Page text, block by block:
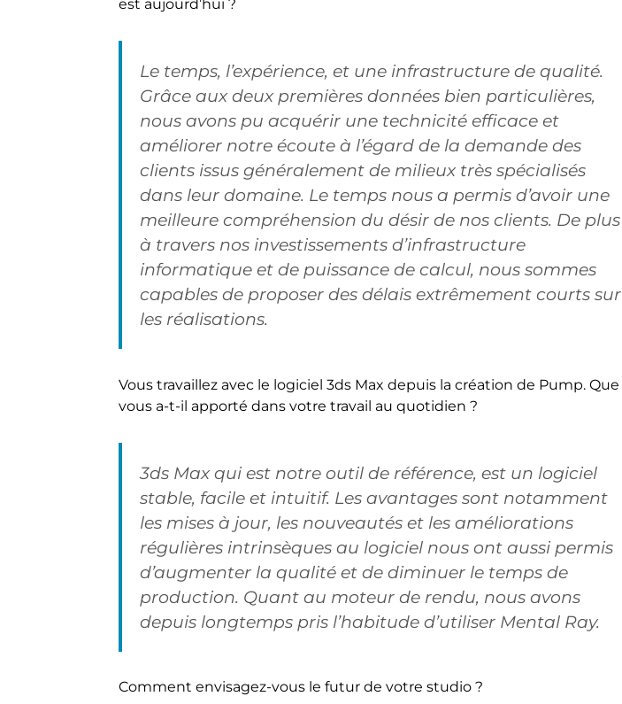
est aujourd’hui ?
Le temps, l’expérience, et une infrastructure de qualité.
Grâce aux deux premières données bien particulières,
nous avons pu acquérir une technicité efficace et
améliorer notre écoute à l’égard de la demande des
clients issus généralement de milieux très spécialisés
dans leur domaine. Le temps nous a permis d’avoir une
meilleure compréhension du désir de nos clients. De plus
à travers nos investissements d’infrastructure
informatique et de puissance de calcul, nous sommes
capables de proposer des délais extrêmement courts sur
les réalisations.
Vous travaillez avec le logiciel 3ds Max depuis la création de Pump. Que
vous a-t-il apporté dans votre travail au quotidien ?
3ds Max qui est notre outil de référence, est un logiciel
stable, facile et intuitif. Les avantages sont notamment
les mises à jour, les nouveautés et les améliorations
régulières intrinsèques au logiciel nous ont aussi permis
d’augmenter la qualité et de diminuer le temps de
production. Quant au moteur de rendu, nous avons
depuis longtemps pris l’habitude d’utiliser Mental Ray.
Comment envisagez-vous le futur de votre studio ?